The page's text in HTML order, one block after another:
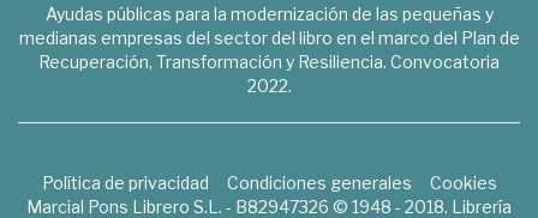
Ayudas públicas para la modernización de las pequeñas y
medianas empresas del sector del libro en el marco del Plan de
Recuperación, Transformación y Resiliencia. Convocatoria
2022.
Política de privacidad Condiciones generales
Cookies
Marcial Pons Librero S.L. - B82947326 © 1948 - 2018. Librería